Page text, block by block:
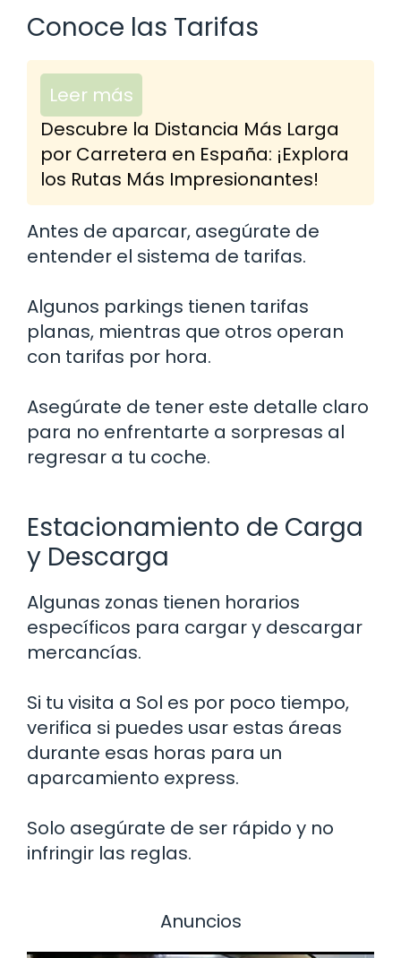
Conoce las Tarifas
Leer más
Descubre la Distancia Más Larga
por Carretera en España: ¡Explora
los Rutas Más Impresionantes!
Antes de aparcar, asegúrate de
entender el sistema de tarifas.
Algunos parkings tienen tarifas
planas, mientras que otros operan
con tarifas por hora.
Asegúrate de tener este detalle claro
para no enfrentarte a sorpresas al
regresar a tu coche.
Estacionamiento de Carga
y Descarga
Algunas zonas tienen horarios
específicos para cargar y descargar
mercancías.
Si tu visita a Sol es por poco tiempo,
verifica si puedes usar estas áreas
durante esas horas para un
aparcamiento express.
Solo asegúrate de ser rápido y no
infringir las reglas.
Anuncios